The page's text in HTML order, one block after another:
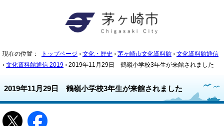
現在の位置： トップページ › 文化・歴史 › 茅ヶ崎市文化資料館 › 文化資料館通信
› 文化資料館通信 2019 › 2019年11月29日 鶴嶺小学校3年生が来館されました
2019年11月29日 鶴嶺小学校3年生が来館されました